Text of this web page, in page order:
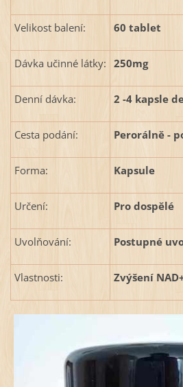
Velikost balení: 60 tablet
Dávka učinné látky: 250mg
Denní dávka: 2 -4 kapsle
Cesta podání: Perorálně -
Forma: Kapsule
Určení: Pro dospělé
Uvolňování: Postupné
Vlastnosti: Zvýšení